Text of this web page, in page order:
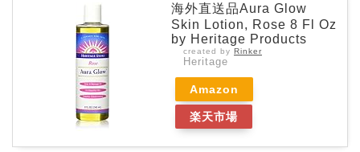
海外直送品Aura Glow
Skin Lotion, Rose 8 Fl Oz
by Heritage Products
created by Rinker
Heritage
Amazon
楽天市場